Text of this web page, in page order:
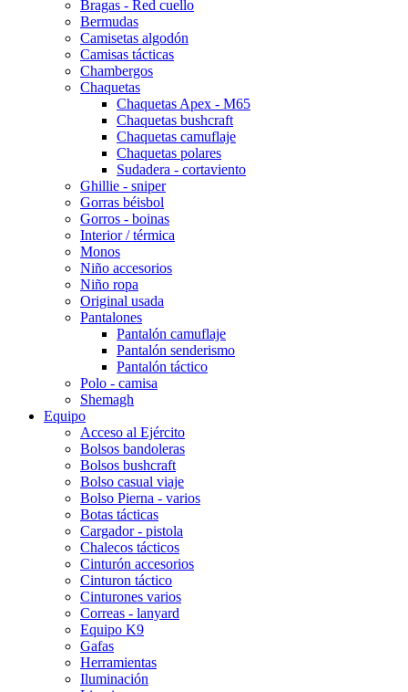
Bragas - Red cuello
Bermudas
Camisetas algodón
Camisas tácticas
Chambergos
Chaquetas
Chaquetas Apex - M65
Chaquetas bushcraft
Chaquetas camuflaje
Chaquetas polares
Sudadera - cortaviento
Ghillie - sniper
Gorras béisbol
Gorros - boinas
Interior / térmica
Monos
Niño accesorios
Niño ropa
Original usada
Pantalones
Pantalón camuflaje
Pantalón senderismo
Pantalón táctico
Polo - camisa
Shemagh
Equipo
Acceso al Ejército
Bolsos bandoleras
Bolsos bushcraft
Bolso casual viaje
Bolso Pierna - varios
Botas tácticas
Cargador - pistola
Chalecos tácticos
Cinturón accesorios
Cinturon táctico
Cinturones varios
Correas - lanyard
Equipo K9
Gafas
Herramientas
Iluminación